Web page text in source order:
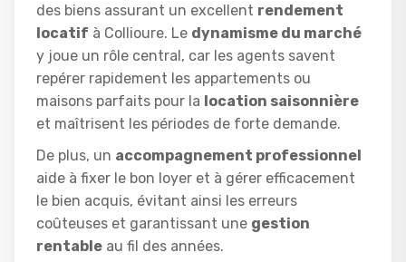
des biens assurant un excellent rendement
locatif à Collioure. Le dynamisme du marché
y joue un rôle central, car les agents savent
repérer rapidement les appartements ou
maisons parfaits pour la location saisonnière
et maîtrisent les périodes de forte demande.
De plus, un accompagnement professionnel
aide à fixer le bon loyer et à gérer efficacement
le bien acquis, évitant ainsi les erreurs
coûteuses et garantissant une gestion
rentable au fil des années.